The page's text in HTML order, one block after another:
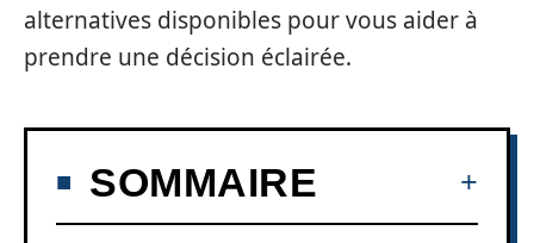
alternatives disponibles pour vous aider à
prendre une décision éclairée.
SOMMAIRE